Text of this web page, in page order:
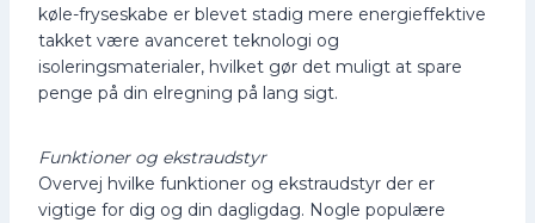
køle-fryseskabe er blevet stadig mere energieffektive
takket være avanceret teknologi og
isoleringsmaterialer, hvilket gør det muligt at spare
penge på din elregning på lang sigt.
Funktioner og ekstraudstyr
Overvej hvilke funktioner og ekstraudstyr der er
vigtige for dig og din dagligdag. Nogle populære